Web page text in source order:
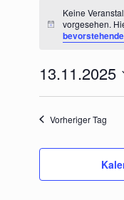
13.
November
Hinweis
Keine
vorgesehen.
13.11.2025
Vorheriger Tag